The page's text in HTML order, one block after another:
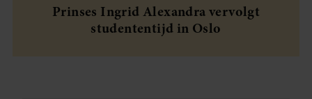
Prinses Ingrid Alexandra vervolgt
studententijd in Oslo